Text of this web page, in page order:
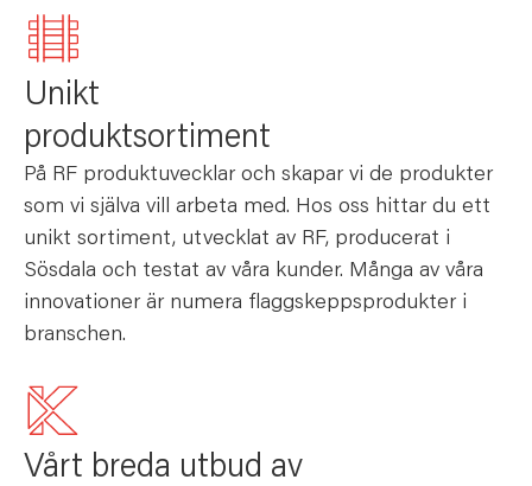
Unikt
produktsortiment
På RF produktuvecklar och skapar vi de produkter
som vi själva vill arbeta med. Hos oss hittar du ett
unikt sortiment, utvecklat av RF, producerat i
Sösdala och testat av våra kunder. Många av våra
innovationer är numera flaggskeppsprodukter i
branschen.
Vårt breda utbud av